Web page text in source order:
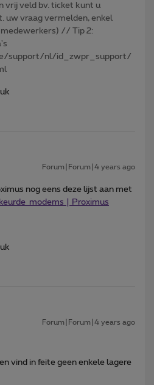
vrij veld bv. ticket kunt u
uw vraag vermelden, enkel
// Tip 2:
support/nl/id_zwpr_support/
Forum|Forum|4 years ago
nog eens deze lijst aan met
modems | Proximus
Forum|Forum|4 years ago
vind in feite geen enkele lagere